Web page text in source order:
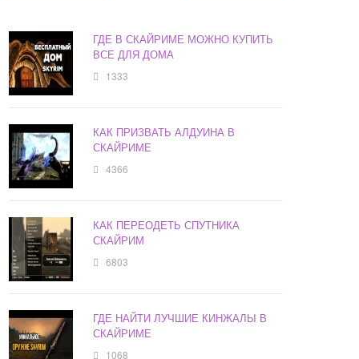
ГДЕ В СКАЙРИМЕ МОЖНО КУПИТЬ
ВСЕ ДЛЯ ДОМА
1333
КАК ПРИЗВАТЬ АЛДУИНА В
СКАЙРИМЕ
4366
КАК ПЕРЕОДЕТЬ СПУТНИКА
СКАЙРИМ
6803
ГДЕ НАЙТИ ЛУЧШИЕ КИНЖАЛЫ В
СКАЙРИМЕ
1068